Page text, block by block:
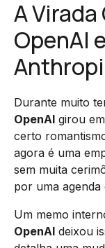
A
OpenAI
Durante muito
OpenAI girou
certo
agora é uma
sem muita
por uma
Um memo
OpenAI deixou